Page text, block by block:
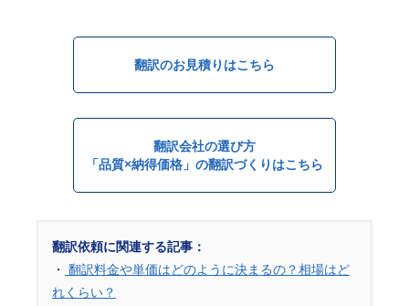
翻訳のお見積りはこちら
翻訳会社の選び方
「品質×納得価格」の翻訳づくりはこちら
翻訳依頼に関連する記事：
・ 翻訳料金や単価はどのように決まるの？相場はど
れくらい？